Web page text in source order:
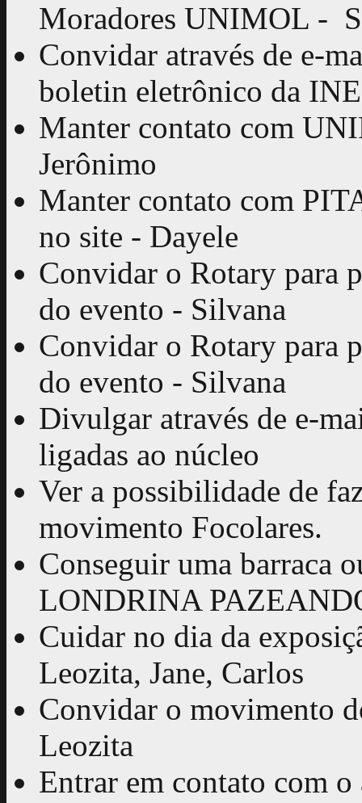
Moradores UNIMOL -
Convidar através de e-
boletin eletrônico da
Manter contato com
Jerônimo
Manter contato com
no site - Dayele
Convidar o Rotary para
do evento - Silvana
Convidar o Rotary para
do evento - Silvana
Divulgar através de e-
ligadas ao núcleo
Ver a possibilidade de
movimento Focolares.
Conseguir uma barraca
LONDRINA
Cuidar no dia da
Leozita, Jane, Carlos
Convidar o movimento
Leozita
Entrar em contato com